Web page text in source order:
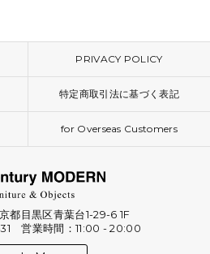
PRIVACY POLICY
特定商取引法に基づく表記
for Overseas Customers
都目黒区青葉台1-29-6 1F
営業時間：11:00 - 20:00